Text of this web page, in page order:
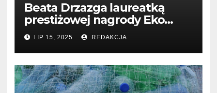
Beata Drzazga laureatką
prestiżowej nagrody Eko
Filary 2024
LIP 15, 2025 REDAKCJA